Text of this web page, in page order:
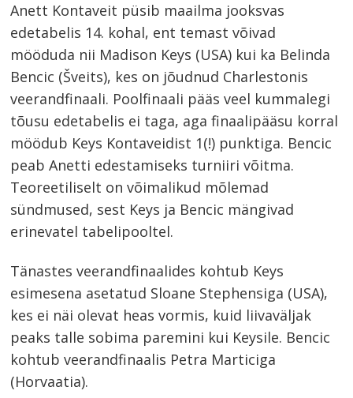
Anett Kontaveit püsib maailma jooksvas
edetabelis 14. kohal, ent temast võivad
mööduda nii Madison Keys (USA) kui ka Belinda
Bencic (Šveits), kes on jõudnud Charlestonis
veerandfinaali. Poolfinaali pääs veel kummalegi
tõusu edetabelis ei taga, aga finaalipääsu korral
möödub Keys Kontaveidist 1(!) punktiga. Bencic
peab Anetti edestamiseks turniiri võitma.
Teoreetiliselt on võimalikud mõlemad
sündmused, sest Keys ja Bencic mängivad
erinevatel tabelipooltel.
Tänastes veerandfinaalides kohtub Keys
esimesena asetatud Sloane Stephensiga (USA),
kes ei näi olevat heas vormis, kuid liivaväljak
peaks talle sobima paremini kui Keysile. Bencic
kohtub veerandfinaalis Petra Marticiga
(Horvaatia).